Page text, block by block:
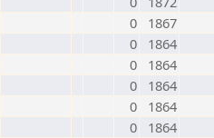
0
1867
0
1864
0
1864
0
1864
0
1864
0
1864